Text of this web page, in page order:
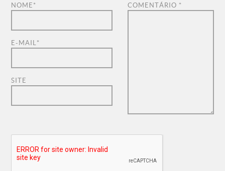
COMENTÁRIO *
NOME *
E-MAIL *
SITE